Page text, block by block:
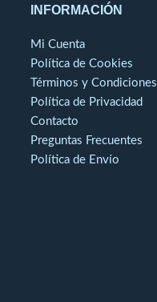
INFORMACIÓN
Mi Cuenta
Política de Cookies
Términos y Condiciones
Política de Privacidad
Contacto
Preguntas Frecuentes
Política de Envío